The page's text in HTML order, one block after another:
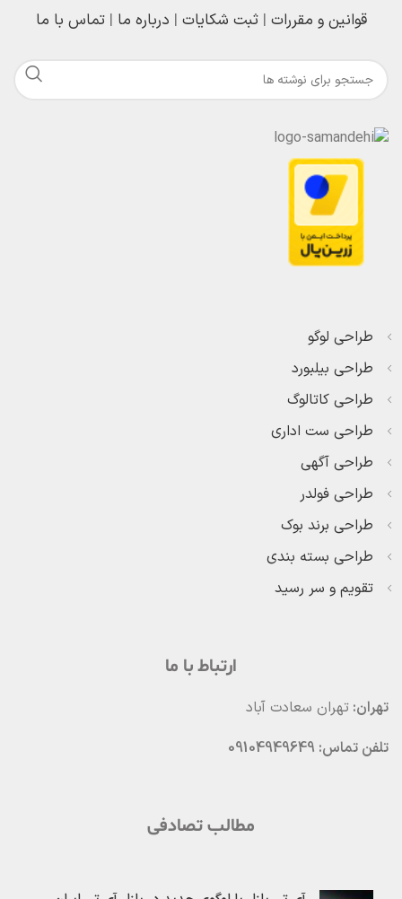
قوانین و مقررات |ثبت شکایات | درباره ما |تماس با ما
طراحی لوگو
طراحی بیلبورد
طراحی کاتالوگ
طراحی ست اداری
طراحی آگهی
طراحی فولدر
طراحی برند بوک
طراحی بسته بندی
تقویم و سر رسید
ارتباط با ما
تهران: تهران سعادت آباد
تلفن تماس: 09104949649
مطالب تصادفی